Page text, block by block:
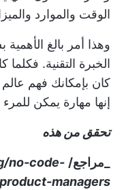
الوقت والموارد
وهذا أمر بالغ
الخبرة التقنية.
كان بإمكانك فهم عالم
إنها مهارة يمكن
تحقق من هذه
_مراجع/ no-code-
managers//